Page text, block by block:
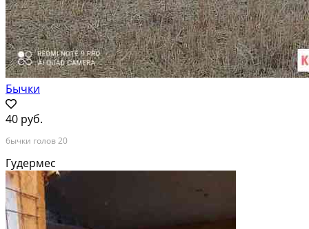
Бычки
40 руб.
бычки голов 20
Гудермес